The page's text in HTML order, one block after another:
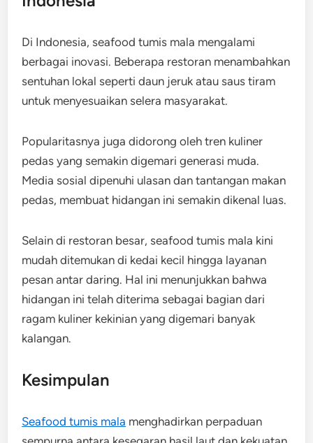
Di Indonesia, seafood tumis mala mengalami
berbagai inovasi. Beberapa restoran menambahkan
sentuhan lokal seperti daun jeruk atau saus tiram
untuk menyesuaikan selera masyarakat.
Popularitasnya juga didorong oleh tren kuliner
pedas yang semakin digemari generasi muda.
Media sosial dipenuhi ulasan dan tantangan makan
pedas, membuat hidangan ini semakin dikenal luas.
Selain di restoran besar, seafood tumis mala kini
mudah ditemukan di kedai kecil hingga layanan
pesan antar daring. Hal ini menunjukkan bahwa
hidangan ini telah diterima sebagai bagian dari
ragam kuliner kekinian yang digemari banyak
kalangan.
Kesimpulan
Seafood tumis mala menghadirkan perpaduan